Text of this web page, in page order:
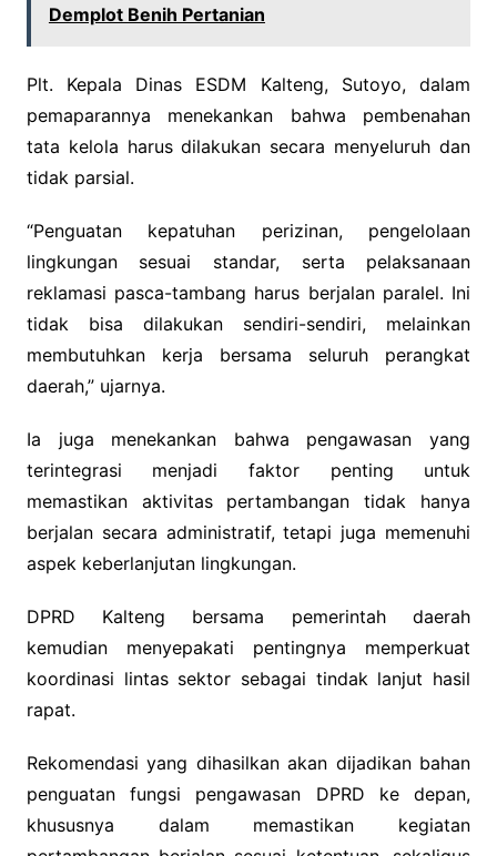
Demplot Benih Pertanian
Plt. Kepala Dinas ESDM Kalteng, Sutoyo, dalam
pemaparannya menekankan bahwa pembenahan
tata kelola harus dilakukan secara menyeluruh dan
tidak parsial.
“Penguatan kepatuhan perizinan, pengelolaan
lingkungan sesuai standar, serta pelaksanaan
reklamasi pasca-tambang harus berjalan paralel. Ini
tidak bisa dilakukan sendiri-sendiri, melainkan
membutuhkan kerja bersama seluruh perangkat
daerah,” ujarnya.
Ia juga menekankan bahwa pengawasan yang
terintegrasi menjadi faktor penting untuk
memastikan aktivitas pertambangan tidak hanya
berjalan secara administratif, tetapi juga memenuhi
aspek keberlanjutan lingkungan.
DPRD Kalteng bersama pemerintah daerah
kemudian menyepakati pentingnya memperkuat
koordinasi lintas sektor sebagai tindak lanjut hasil
rapat.
Rekomendasi yang dihasilkan akan dijadikan bahan
penguatan fungsi pengawasan DPRD ke depan,
khususnya dalam memastikan kegiatan